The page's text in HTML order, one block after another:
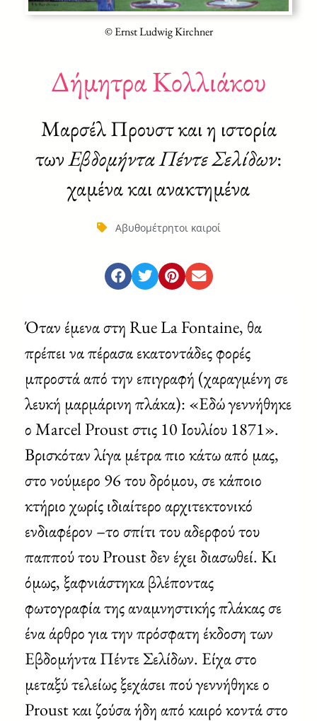
© Ernst Ludwig Kirchner
Δήμητρα Κολλιάκου
Μαρσέλ Προυστ και η ιστορία
τωνΕβδομήντα Πέντε Σελίδων:
χαμένα και ανακτημένα
Αβυθομέτρητοι καιροί
Όταν έμενα στη Rue La Fontaine, θα
πρέπει να πέρασα εκατοντάδες φορές
μπροστά από την επιγραφή (χαραγμένη σε
λευκή μαρμάρινη πλάκα): «Εδώ γεννήθηκε
ο Marcel Proust στις 10 Ιουλίου 1871».
Βρισκόταν λίγα μέτρα πιο κάτω από μας,
στο νούμερο 96 του δρόμου, σε κάποιο
κτήριο χωρίς ιδιαίτερο αρχιτεκτονικό
ενδιαφέρον –το σπίτι του αδερφού του
παππού του Proust δεν έχει διασωθεί. Κι
όμως, ξαφνιάστηκα βλέποντας
φωτογραφία της αναμνηστικής πλάκας σε
ένα άρθρο για την πρόσφατη έκδοση των
Εβδομήντα Πέντε Σελίδων. Eίχα στο
μεταξύ τελείως ξεχάσει πού γεννήθηκε ο
Proust και ζούσα ήδη από καιρό κοντά στο